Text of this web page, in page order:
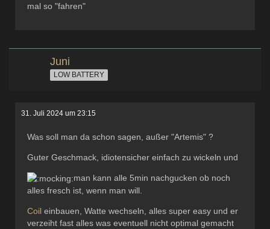
mal so "fahren"
Juni
LOW BATTERY
31. Juli 2024 um 23:15
Was soll man da schon sagen, außer "Artemis" ?
Guter Geschmack, idiotensicher einfach zu wickeln und
man kann alle 5min nachgucken ob noch
alles fresch ist, wenn man will.
Coil einbauen, Watte wechseln, alles super easy und er
verzeiht fast alles was eventuell nicht optimal gemacht